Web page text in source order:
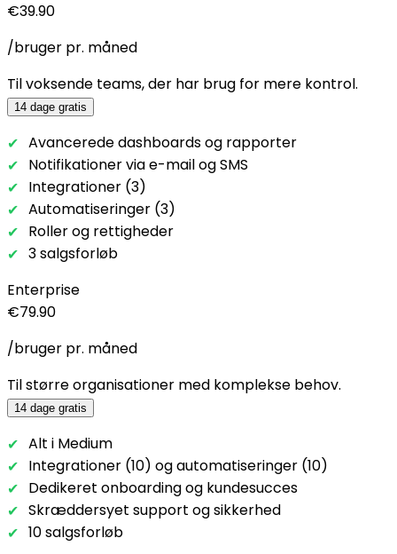
€39.90
/bruger pr. måned
Til voksende teams, der har brug for mere kontrol.
14 dage gratis
Avancerede dashboards og rapporter
Notifikationer via e-mail og SMS
Integrationer (3)
Automatiseringer (3)
Roller og rettigheder
3 salgsforløb
Enterprise
€79.90
/bruger pr. måned
Til større organisationer med komplekse behov.
14 dage gratis
Alt i Medium
Integrationer (10) og automatiseringer (10)
Dedikeret onboarding og kundesucces
Skræddersyet support og sikkerhed
10 salgsforløb